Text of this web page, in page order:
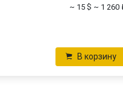
~ 15 $ ~ 1 260
В корзину